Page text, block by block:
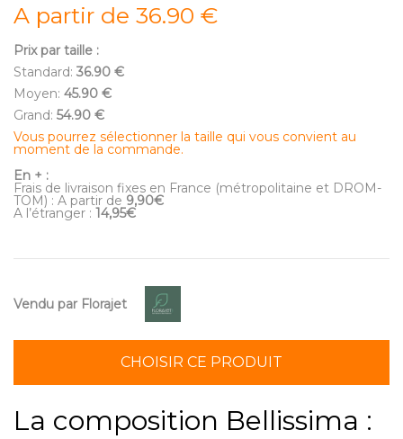
A partir de 36.90 €
Prix par taille :
Standard: 36.90 €
Moyen: 45.90 €
Grand: 54.90 €
Vous pourrez sélectionner la taille qui vous convient au
moment de la commande.
En + :
Frais de livraison fixes en France (métropolitaine et DROM-
TOM) : A partir de 9,90€
A l’étranger : 14,95€
Vendu par Florajet
CHOISIR CE PRODUIT
La composition Bellissima :